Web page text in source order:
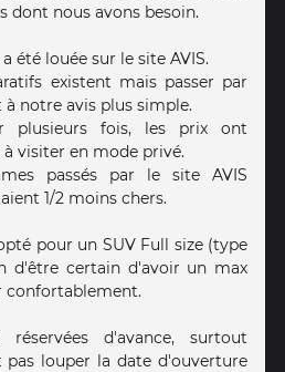
dont nous avons besoin.
été louée sur le site AVIS.
existent mais passer par
notre avis plus simple.
plusieurs fois, les prix ont
visiter en mode privé.
passés par le site AVIS
1/2 moins chers.
pour un SUV Full size (type
d'être certain d'avoir un max
confortablement.
d'avance, surtout
pas louper la date d'ouverture